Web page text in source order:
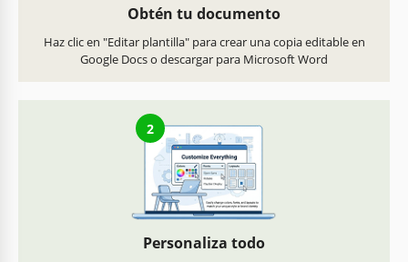
Obtén tu documento
Haz clic en "Editar plantilla" para crear una copia editable en
Google Docs o descargar para Microsoft Word
2
Personaliza todo